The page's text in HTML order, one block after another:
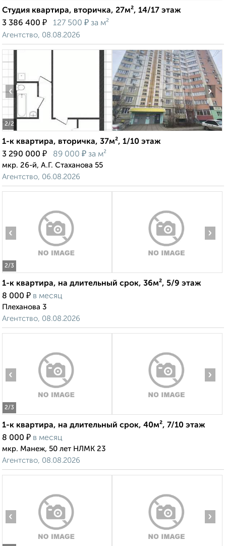
Студия квартира, вторичка, 27м², 14/17 этаж
3 386 400 ₽ 127 500 ₽ за м²
Агентство, 08.08.2026
2/2
‹ ›
1-к квартира, вторичка, 37м², 1/10 этаж
3 290 000 ₽ 89 000 ₽ за м²
мкр. 26-й, А.Г. Стаханова 55
Агентство, 06.08.2026
2/3
‹ ›
1-к квартира, на длительный срок, 36м², 5/9 этаж
8 000 ₽ в месяц
Плеханова 3
Агентство, 08.08.2026
2/3
‹ ›
1-к квартира, на длительный срок, 40м², 7/10 этаж
8 000 ₽ в месяц
мкр. Манеж, 50 лет НЛМК 23
Агентство, 08.08.2026
‹ ›